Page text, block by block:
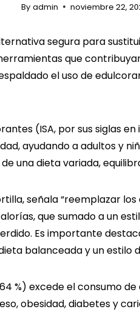
By admin noviembre 22,
segura para
que
el uso de
(ISA, por sus siglas
ayudando a adultos y
una dieta variada,
señala “reemplazar
que sumado a un
Es importante
balanceada y un estilo
%) excede el consumo
obesidad, diabetes y